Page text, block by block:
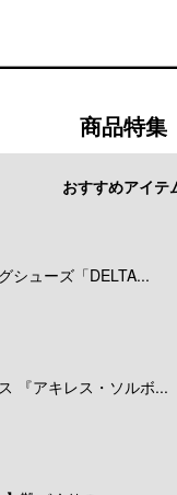
商品特集
おすすめアイテ
シューズ「DELTA...
『アキレス・ソルボ...